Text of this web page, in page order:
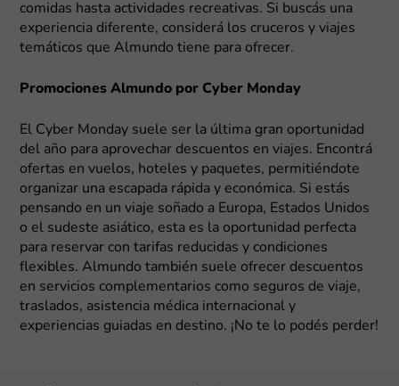
comidas hasta actividades recreativas. Si buscás una
experiencia diferente, considerá los cruceros y viajes
temáticos que Almundo tiene para ofrecer.
Promociones Almundo por Cyber Monday
El Cyber Monday suele ser la última gran oportunidad
del año para aprovechar descuentos en viajes. Encontrá
ofertas en vuelos, hoteles y paquetes, permitiéndote
organizar una escapada rápida y económica. Si estás
pensando en un viaje soñado a Europa, Estados Unidos
o el sudeste asiático, esta es la oportunidad perfecta
para reservar con tarifas reducidas y condiciones
flexibles. Almundo también suele ofrecer descuentos
en servicios complementarios como seguros de viaje,
traslados, asistencia médica internacional y
experiencias guiadas en destino. ¡No te lo podés perder!